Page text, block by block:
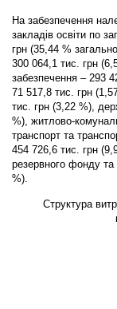
На забезпечення
закладів освіти по
грн (35,44 %
300 064,1 тис. грн
забезпечення – 293
71 517,8 тис. грн
тис. грн (3,22 %),
%), житлово-
транспорт та
454 726,6 тис. грн
резервного фонду та
%).
Структура